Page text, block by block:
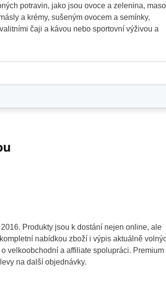
potravin, jako jsou ovoce a zelenina,
a krémy, sušeným ovocem a semínky,
čaji a kávou nebo sportovní výživou a
Produkty jsou k dostání nejen online, ale
nabídkou zboží i výpis aktuálně
velkoobchodní a affiliate spolupráci. Premium
na další objednávky.